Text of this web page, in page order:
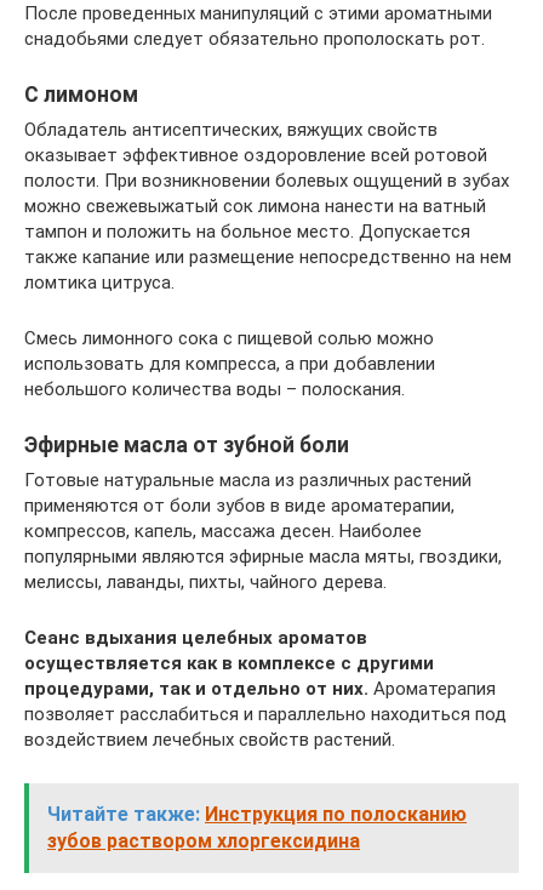
После проведенных манипуляций с этими ароматными
снадобьями следует обязательно прополоскать рот.
С лимоном
Обладатель антисептических, вяжущих свойств
оказывает эффективное оздоровление всей ротовой
полости. При возникновении болевых ощущений в зубах
можно свежевыжатый сок лимона нанести на ватный
тампон и положить на больное место. Допускается
также капание или размещение непосредственно на нем
ломтика цитруса.
Смесь лимонного сока с пищевой солью можно
использовать для компресса, а при добавлении
небольшого количества воды – полоскания.
Эфирные масла от зубной боли
Готовые натуральные масла из различных растений
применяются от боли зубов в виде ароматерапии,
компрессов, капель, массажа десен. Наиболее
популярными являются эфирные масла мяты, гвоздики,
мелиссы, лаванды, пихты, чайного дерева.
Сеанс вдыхания целебных ароматов
осуществляется как в комплексе с другими
процедурами, так и отдельно от них. Ароматерапия
позволяет расслабиться и параллельно находиться под
воздействием лечебных свойств растений.
Читайте также: Инструкция по полосканию
зубов раствором хлоргексидина